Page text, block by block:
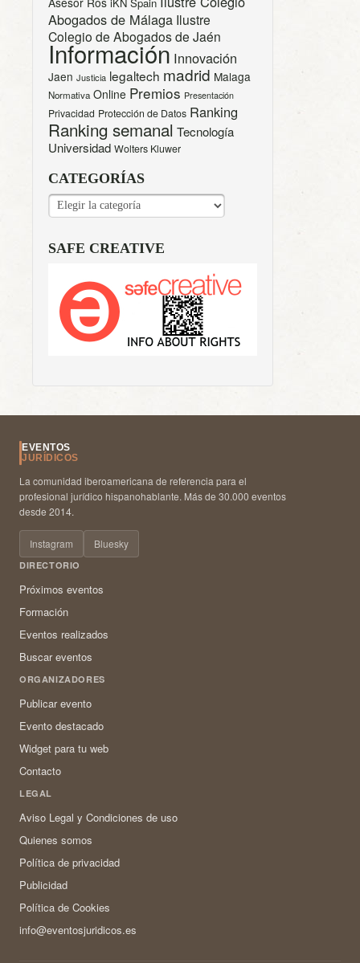
Abogados de Málaga Ilustre
Colegio de Abogados de Jaén
Información Innovación
Jaen Justicia legaltech madrid Malaga
Normativa Online Premios Presentación
Privacidad Protección de Datos Ranking
Ranking semanal Tecnología
Universidad Wolters Kluwer
CATEGORÍAS
CATEGORÍAS
SAFE CREATIVE
EVENTOS
JURÍDICOS
La comunidad iberoamericana de referencia para el
profesional jurídico hispanohablante. Más de 30.000 eventos
desde 2014.
Instagram Bluesky
DIRECTORIO
Próximos eventos
Formación
Eventos realizados
Buscar eventos
ORGANIZADORES
Publicar evento
Evento destacado
Widget para tu web
Contacto
LEGAL
Aviso Legal y Condiciones de uso
Quienes somos
Política de privacidad
Publicidad
Política de Cookies
info@eventosjuridicos.es